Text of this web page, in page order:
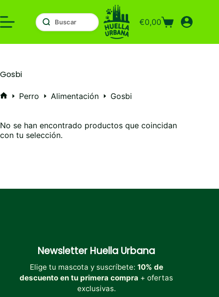
al
contenido
Carro
compra
€0,00
Gosbi
Perro Alimentación Gosbi
No se han encontrado productos que coincidan
con tu selección.
Newsletter Huella Urbana
Elige tu mascota y suscríbete: 10% de
descuento en tu primera compra + ofertas
exclusivas.